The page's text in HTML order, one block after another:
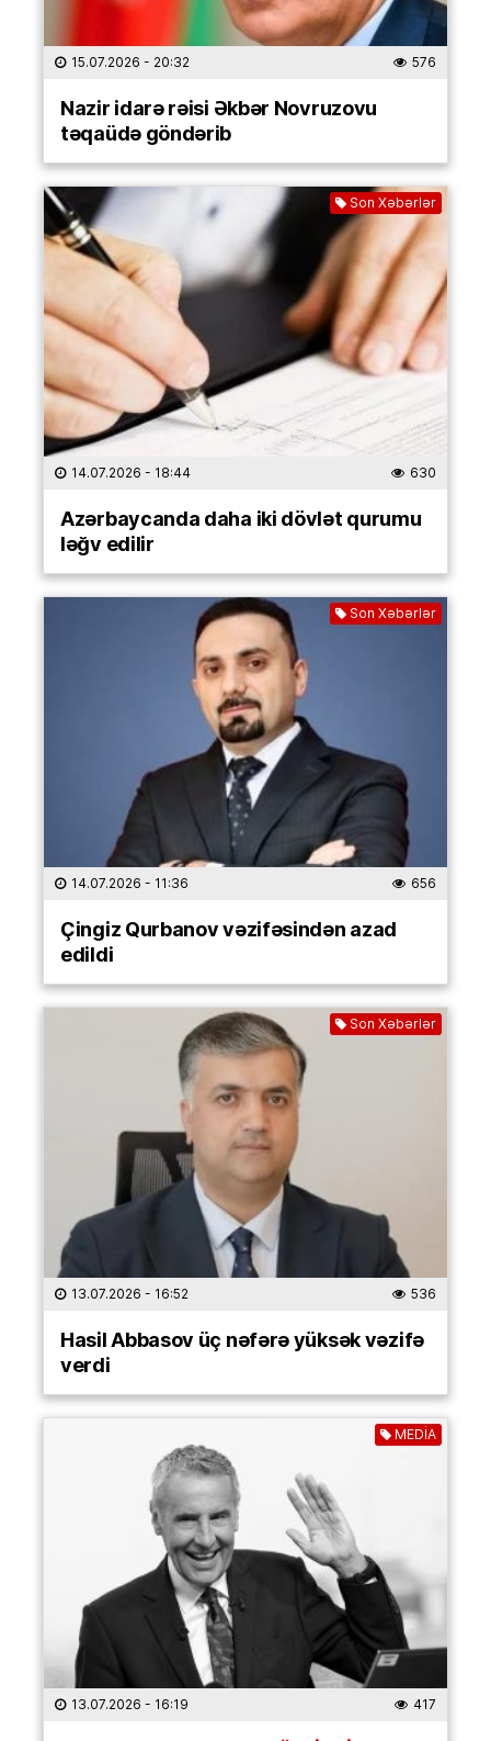
15.07.2026 - 20:32 576
Nazir idarə rəisi Əkbər Novruzovu
təqaüdə göndərib
Son Xəbərlər
14.07.2026 - 18:44 630
Azərbaycanda daha iki dövlət qurumu
ləğv edilir
Son Xəbərlər
14.07.2026 - 11:36 656
Çingiz Qurbanov vəzifəsindən azad
edildi
Son Xəbərlər
13.07.2026 - 16:52 536
Hasil Abbasov üç nəfərə yüksək vəzifə
verdi
MEDİA
13.07.2026 - 16:19 417